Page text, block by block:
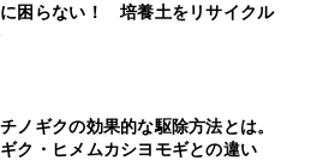
に困らない！ 培養土をリサイクル
ノギクの効果的な駆除方法とは。
ク・ヒメムカシヨモギとの違い